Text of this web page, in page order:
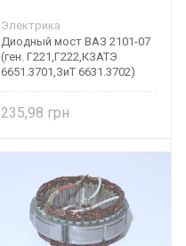
Электрика
Диодный мост ВАЗ 2101-07
(ген. Г221,Г222,КЗАТЭ
6651.3701,ЗиТ 6631.3702)
235,98